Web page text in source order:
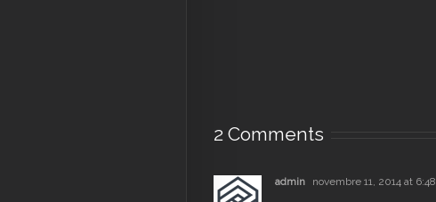
2 Comments
admin novembre 11, 2014 at 6:48